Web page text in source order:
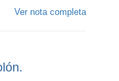
Ver nota completa